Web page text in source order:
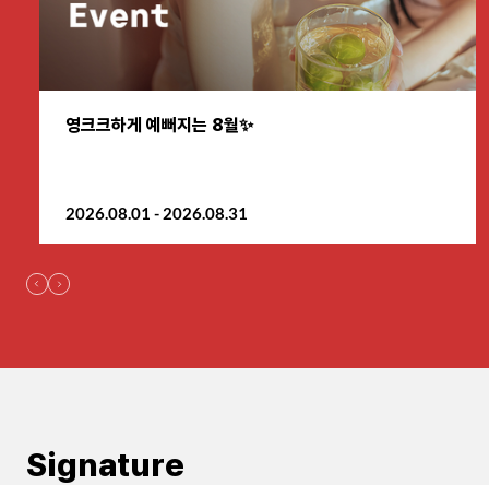
이천점
인천부평점
영크크하게 예뻐지는 8월✨
2026.08.01 - 2026.08.31
Signature